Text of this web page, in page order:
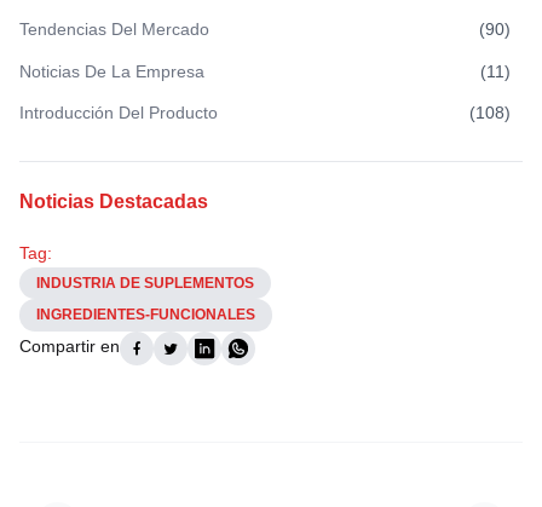
Tendencias Del Mercado (90)
Noticias De La Empresa (11)
Introducción Del Producto (108)
Noticias Destacadas
Tag:
INDUSTRIA DE SUPLEMENTOS
INGREDIENTES-FUNCIONALES
Compartir en